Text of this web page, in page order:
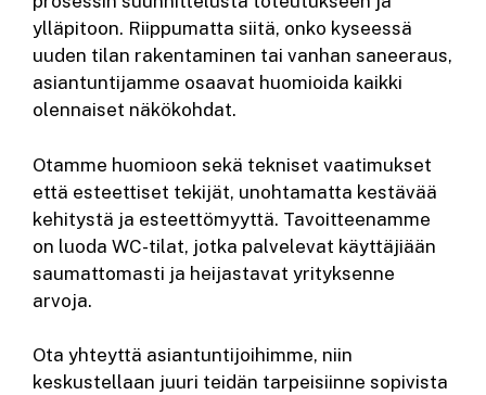
ylläpitoon. Riippumatta siitä, onko kyseessä
uuden tilan rakentaminen tai vanhan saneeraus,
asiantuntijamme osaavat huomioida kaikki
olennaiset näkökohdat.
Otamme huomioon sekä tekniset vaatimukset
että esteettiset tekijät, unohtamatta kestävää
kehitystä ja esteettömyyttä. Tavoitteenamme
on luoda WC-tilat, jotka palvelevat käyttäjiään
saumattomasti ja heijastavat yrityksenne
arvoja.
Ota yhteyttä asiantuntijoihimme, niin
keskustellaan juuri teidän tarpeisiinne sopivista